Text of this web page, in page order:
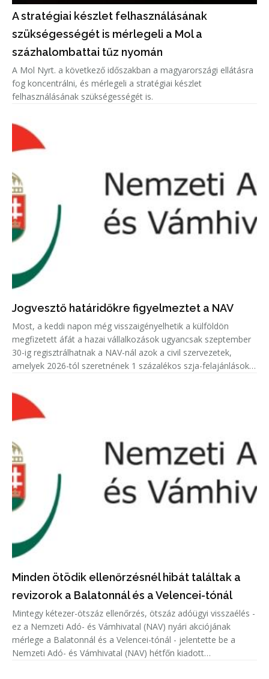
A stratégiai készlet felhasználásának
szükségességét is mérlegeli a Mol a
százhalombattai tűz nyomán
A Mol Nyrt. a következő időszakban a magyarországi ellátásra
fog koncentrálni, és mérlegeli a stratégiai készlet
felhasználásának szükségességét is.
Jogvesztő határidőkre figyelmeztet a NAV
Most, a keddi napon még visszaigényelhetik a külföldön
megfizetett áfát a hazai vállalkozások ugyancsak szeptember
30-ig regisztrálhatnak a NAV-nál azok a civil szervezetek,
amelyek 2026-tól szeretnének 1 százalékos szja-felajánlásokat
Minden ötödik ellenőrzésnél hibát találtak a
revizorok a Balatonnál és a Velencei-tónál
Mintegy kétezer-ötszáz ellenőrzés, ötszáz adóügyi visszaélés -
ez a Nemzeti Adó- és Vámhivatal (NAV) nyári akciójának
mérlege a Balatonnál és a Velencei-tónál - jelentette be a
Nemzeti Adó- és Vámhivatal (NAV) hétfőn kiadott